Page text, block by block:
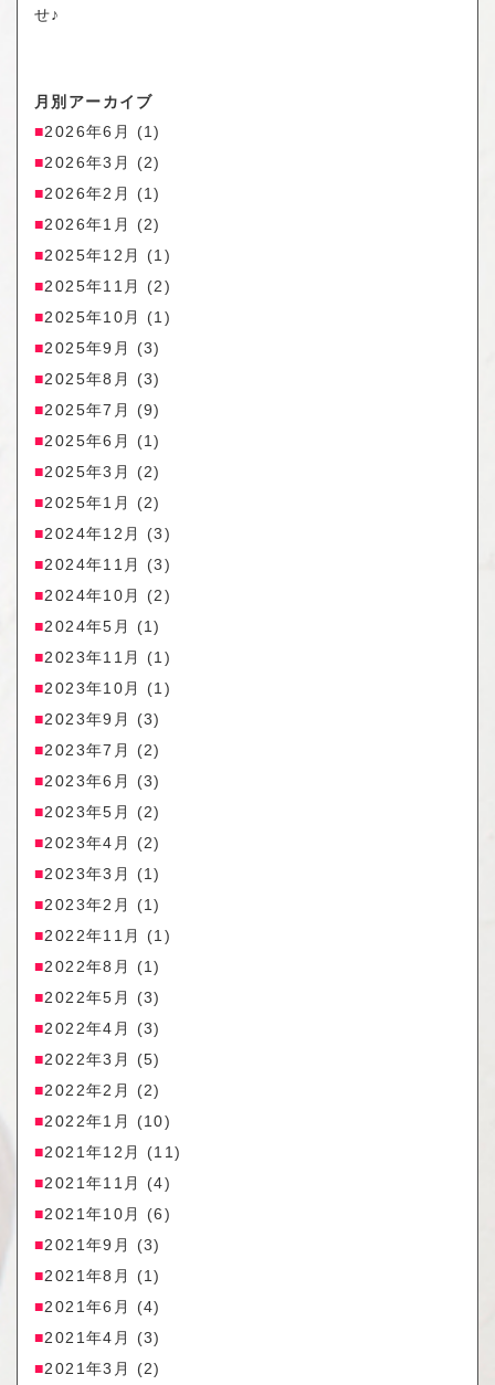
せ♪
月別アーカイブ
2026年6月
(1)
2026年3月
(2)
2026年2月
(1)
2026年1月
(2)
2025年12月
(1)
2025年11月
(2)
2025年10月
(1)
2025年9月
(3)
2025年8月
(3)
2025年7月
(9)
2025年6月
(1)
2025年3月
(2)
2025年1月
(2)
2024年12月
(3)
2024年11月
(3)
2024年10月
(2)
2024年5月
(1)
2023年11月
(1)
2023年10月
(1)
2023年9月
(3)
2023年7月
(2)
2023年6月
(3)
2023年5月
(2)
2023年4月
(2)
2023年3月
(1)
2023年2月
(1)
2022年11月
(1)
2022年8月
(1)
2022年5月
(3)
2022年4月
(3)
2022年3月
(5)
2022年2月
(2)
2022年1月
(10)
2021年12月
(11)
2021年11月
(4)
2021年10月
(6)
2021年9月
(3)
2021年8月
(1)
2021年6月
(4)
2021年4月
(3)
2021年3月
(2)